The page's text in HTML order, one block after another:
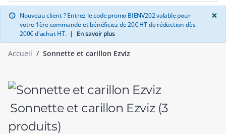
info Nouveau client ? Entrez le code promo BIENV202 valable pour
votre 1ère commande et bénéficiez de 20€ HT de réduction dès
200€ d'achat HT. | En savoir plus
×
Accueil Sonnette et carillon Ezviz
Sonnette et carillon Ezviz (3
produits)